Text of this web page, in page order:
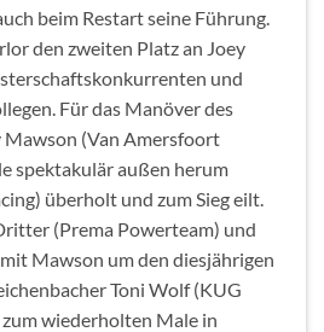
beim Restart seine Führung.
den zweiten Platz an Joey
und
Für das Manöver des
Mawson (Van Amersfoort
spektakulär außen herum
überholt und zum Sieg eilt.
(Prema Powerteam) und
Mawson um den diesjährigen
Toni Wolf (KUG
wiederholten Male in